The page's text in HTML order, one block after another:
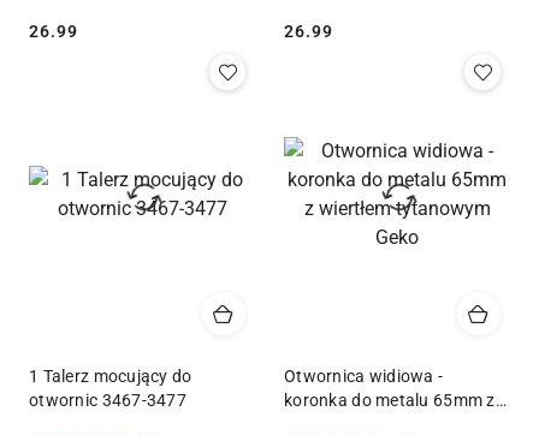
Cena:
26.99 Cena:
26.99
1 Talerz mocujący do
otwornic 3467-3477
Otwornica widiowa -
koronka do metalu 65mm z